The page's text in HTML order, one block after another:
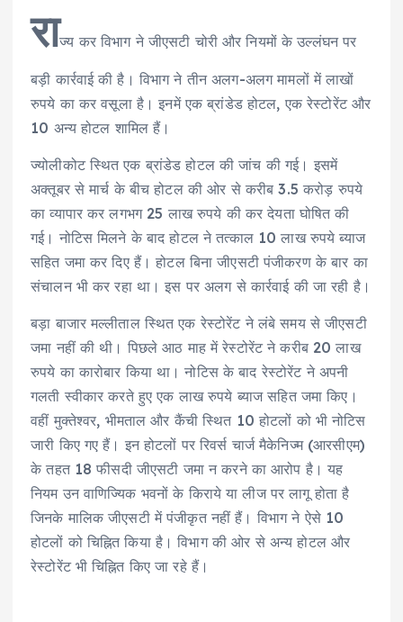
राज्य कर विभाग ने जीएसटी चोरी और नियमों के उल्लंघन पर
बड़ी कार्रवाई की है। विभाग ने तीन अलग-अलग मामलों में लाखों
रुपये का कर वसूला है। इनमें एक ब्रांडेड होटल, एक रेस्टोरेंट और
10 अन्य होटल शामिल हैं।
ज्योलीकोट स्थित एक ब्रांडेड होटल की जांच की गई। इसमें
अक्तूबर से मार्च के बीच होटल की ओर से करीब 3.5 करोड़ रुपये
का व्यापार कर लगभग 25 लाख रुपये की कर देयता घोषित की
गई। नोटिस मिलने के बाद होटल ने तत्काल 10 लाख रुपये ब्याज
सहित जमा कर दिए हैं। होटल बिना जीएसटी पंजीकरण के बार का
संचालन भी कर रहा था। इस पर अलग से कार्रवाई की जा रही है।
बड़ा बाजार मल्लीताल स्थित एक रेस्टोरेंट ने लंबे समय से जीएसटी
जमा नहीं की थी। पिछले आठ माह में रेस्टोरेंट ने करीब 20 लाख
रुपये का कारोबार किया था। नोटिस के बाद रेस्टोरेंट ने अपनी
गलती स्वीकार करते हुए एक लाख रुपये ब्याज सहित जमा किए।
वहीं मुक्तेश्वर, भीमताल और कैंची स्थित 10 होटलों को भी नोटिस
जारी किए गए हैं। इन होटलों पर रिवर्स चार्ज मैकेनिज्म (आरसीएम)
के तहत 18 फीसदी जीएसटी जमा न करने का आरोप है। यह
नियम उन वाणिज्यिक भवनों के किराये या लीज पर लागू होता है
जिनके मालिक जीएसटी में पंजीकृत नहीं हैं। विभाग ने ऐसे 10
होटलों को चिह्नित किया है। विभाग की ओर से अन्य होटल और
रेस्टोरेंट भी चिह्नित किए जा रहे हैं।